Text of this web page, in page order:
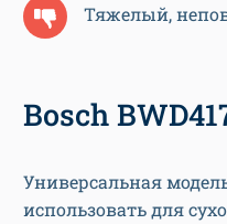
Тяжелый,
Bosch
Универсальная
использовать для